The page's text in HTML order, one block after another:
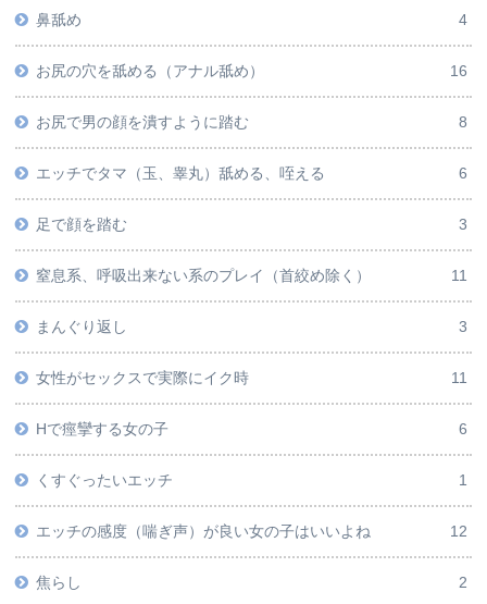
鼻舐め 4
お尻の穴を舐める（アナル舐め） 16
お尻で男の顔を潰すように踏む 8
エッチでタマ（玉、睾丸）舐める、咥える 6
足で顔を踏む 3
窒息系、呼吸出来ない系のプレイ（首絞め除く） 11
まんぐり返し 3
女性がセックスで実際にイク時 11
Hで痙攣する女の子 6
くすぐったいエッチ 1
エッチの感度（喘ぎ声）が良い女の子はいいよね 12
焦らし 2